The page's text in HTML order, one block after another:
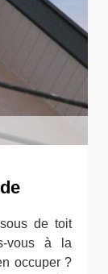
de toit
vous à la
occuper ?